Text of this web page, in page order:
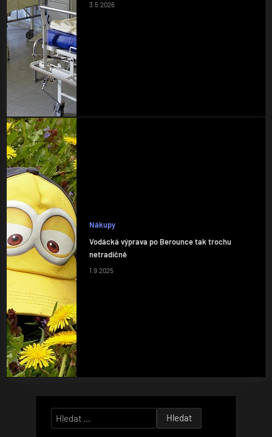
3.5.2026
Nákupy
Vodácká výprava po Berounce tak trochu
netradičně
1.9.2025
Vyhledávání